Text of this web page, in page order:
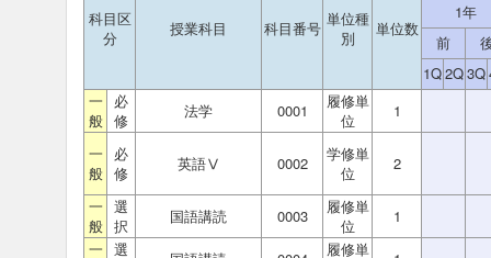
科目区
分
授業科目 科目番号 単位種
別
単位数
1年
前
1Q2Q3Q
一
般
必
修
法学 0001
履修単
位
1
一
般
必
修
英語Ⅴ 0002
学修単
位
2
一
般
選
択
国語講読 0003
履修単
位
1
一 選
履修単